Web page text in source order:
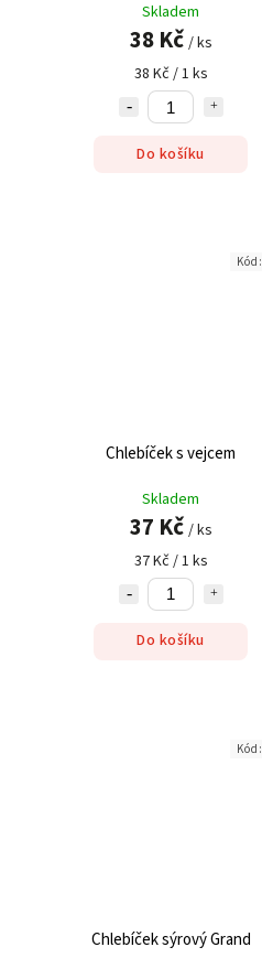
Skladem
38 Kč / ks
38 Kč / 1 ks
Do košíku
Chlebíček s vejcem
Skladem
37 Kč / ks
37 Kč / 1 ks
Do košíku
Kód:
Chlebíček sýrový Grand
Kód: